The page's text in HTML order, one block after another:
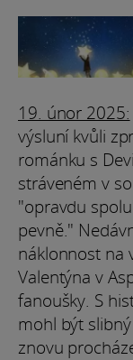
19. únor 2025:
výsluní kvůli
románku s
stráveném v
"opravdu
pevně."
náklonnost na
Valentýna v
fanoušky. S
mohl být
znovu